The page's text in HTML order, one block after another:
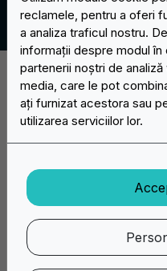
Descoperă acum oferta
personalizate: creează-ți
Mon/
reclamele, pentru a oferi
a analiza traficul nostru.
informații despre modul
partenerii noștri de
media, care le pot
ați furnizat acestora sau
utilizarea serviciilor lor.